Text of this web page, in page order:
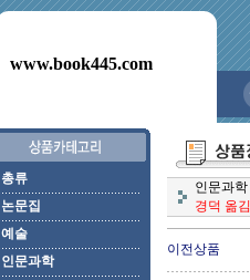
www.book445.com
총류
논문집
예술
인문과학
인문과학
경덕 옮김
이전상품